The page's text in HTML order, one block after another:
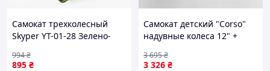
Самокат трехколесный
Skyper YT-01-28 Зелено-
895 ₴
994₴
Самокат детский "Corso"
надувные колеса 12" +
White (86799)
3 326 ₴
3 695₴